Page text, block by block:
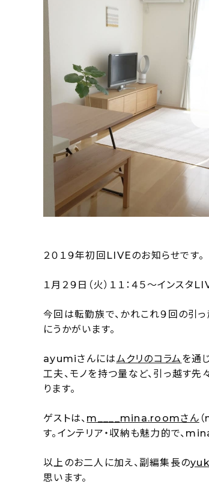
２０１９年初回LIVEのお知らせです。
１月２９日（火）１１：４５〜インスタ
今回は転勤族で、かれこれ９回の引
にうかがいます。
ayumiさんにはムクリのコラム を通
工夫、モノを持つ量など、引っ越す
ります。
ゲストは、 m____mina.roomさん
す。インテリア・収納も魅力的で、
以上のお二人に加え、副編集長の
思います。